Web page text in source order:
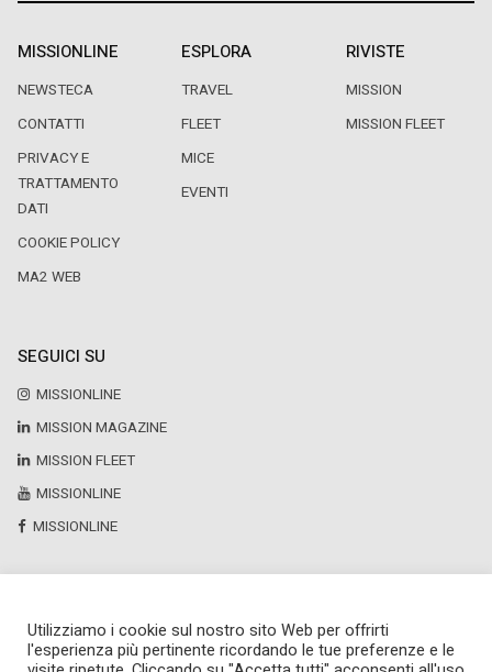
MISSIONLINE
NEWSTECA
CONTATTI
PRIVACY E
TRATTAMENTO
DATI
COOKIE POLICY
MA2 WEB
ESPLORA
TRAVEL
FLEET
MICE
EVENTI
RIVISTE
MISSION
MISSION FLEET
SEGUICI SU
MISSIONLINE
MISSION MAGAZINE
MISSION FLEET
MISSIONLINE
MISSIONLINE
Copyright © 2025 by Newsteca
P.Iva 13171520151
Utilizziamo i cookie sul nostro sito Web per offrirti
l'esperienza più pertinente ricordando le tue preferenze e le